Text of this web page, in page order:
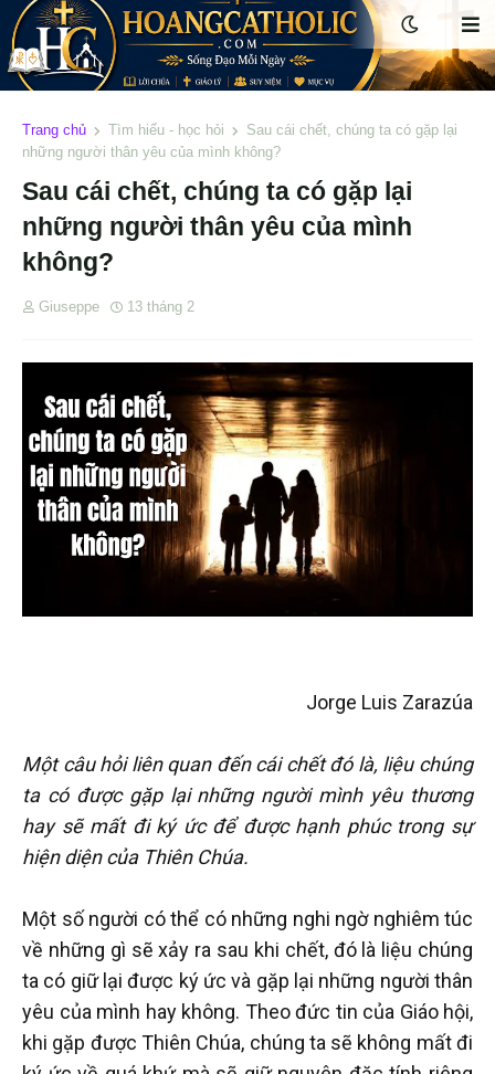
Trang chủ Tìm hiểu - học hỏi
Sau cái chết, chúng ta có gặp lại
những người thân yêu của mình không?
Sau cái chết, chúng ta có gặp lại
những người thân yêu của mình
không?
Giuseppe 13 tháng 2
Jorge Luis Zarazúa
Một câu hỏi liên quan đến cái chết đó là, liệu chúng
ta có được gặp lại những người mình yêu thương
hay sẽ mất đi ký ức để được hạnh phúc trong sự
hiện diện của Thiên Chúa.
Một số người có thể có những nghi ngờ nghiêm túc
về những gì sẽ xảy ra sau khi chết, đó là liệu chúng
ta có giữ lại được ký ức và gặp lại những người thân
yêu của mình hay không. Theo đức tin của Giáo hội,
khi gặp được Thiên Chúa, chúng ta sẽ không mất đi